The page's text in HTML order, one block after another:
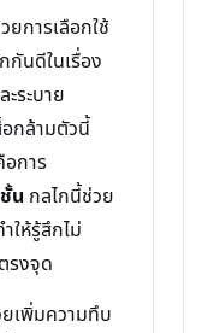
การเลือกใช้
นดีในเรื่อง
ระบาย
อกล้ามตัวนี้
อการ
น กลไกนี้ช่วย
ให้รู้สึกไม่
รงจุด
เพิ่มความทึบ